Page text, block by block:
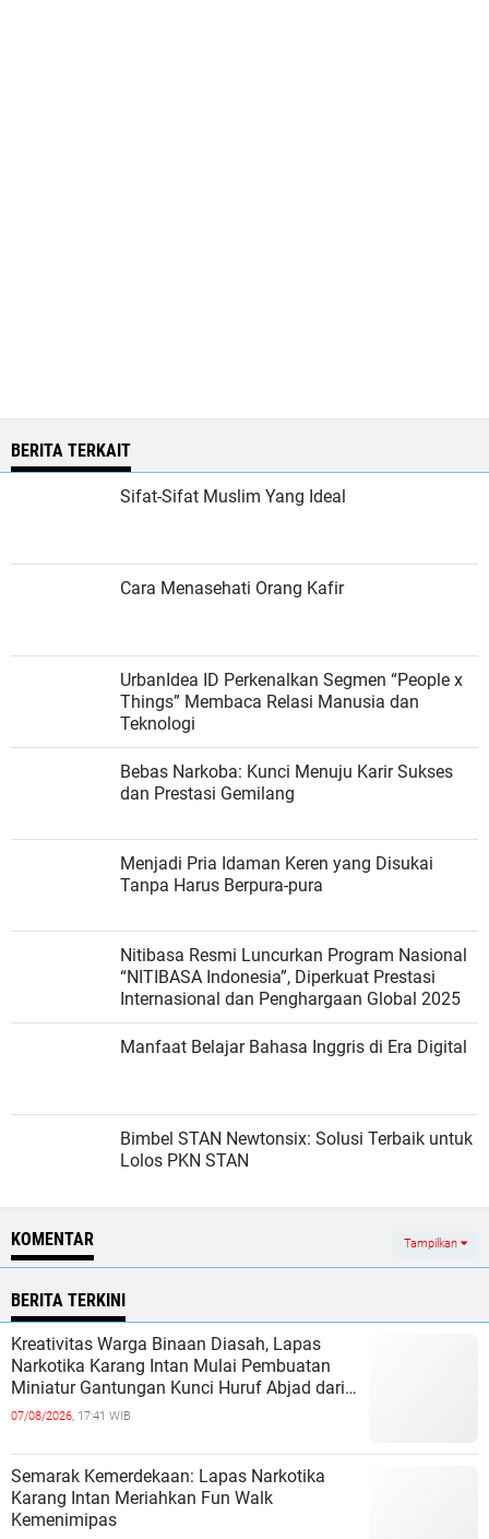
BERITA TERKAIT
Sifat-Sifat Muslim Yang Ideal
Cara Menasehati Orang Kafir
UrbanIdea ID Perkenalkan Segmen “People x
Things” Membaca Relasi Manusia dan
Teknologi
Bebas Narkoba: Kunci Menuju Karir Sukses
dan Prestasi Gemilang
Menjadi Pria Idaman Keren yang Disukai
Tanpa Harus Berpura-pura
Nitibasa Resmi Luncurkan Program Nasional
“NITIBASA Indonesia”, Diperkuat Prestasi
Internasional dan Penghargaan Global 2025
Manfaat Belajar Bahasa Inggris di Era Digital
Bimbel STAN Newtonsix: Solusi Terbaik untuk
Lolos PKN STAN
KOMENTAR Tampilkan
BERITA TERKINI
Kreativitas Warga Binaan Diasah, Lapas
Narkotika Karang Intan Mulai Pembuatan
Miniatur Gantungan Kunci Huruf Abjad dari
Bambu
07/08/2026, 17:41 WIB
Semarak Kemerdekaan: Lapas Narkotika
Karang Intan Meriahkan Fun Walk
Kemenimipas